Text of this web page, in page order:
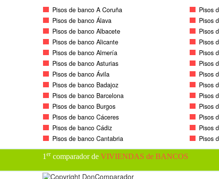
Pisos de banco A Coruña
Pisos de banco Álava
Pisos de banco Albacete
Pisos de banco Alicante
Pisos de banco Almería
Pisos de banco Asturias
Pisos de banco Ávila
Pisos de banco Badajoz
Pisos de banco Barcelona
Pisos de banco Burgos
Pisos de banco Cáceres
Pisos de banco Cádiz
Pisos de banco Cantabria
Pisos
Pisos
Pisos
Pisos
Pisos
Pisos
Pisos
Pisos
Pisos
Pisos
Pisos
Pisos
Pisos
1 er comparador de VIVIENDAS de BANCOS